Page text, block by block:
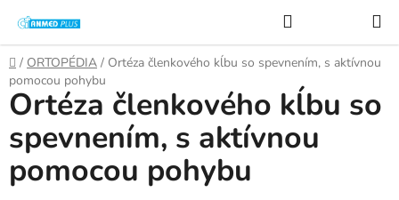
obsah
Domov
/ ORTOPÉDIA / Ortéza členkového kĺbu so spevnením, s aktívnou
pomocou pohybu
Ortéza členkového kĺbu so
spevnením, s aktívnou
pomocou pohybu